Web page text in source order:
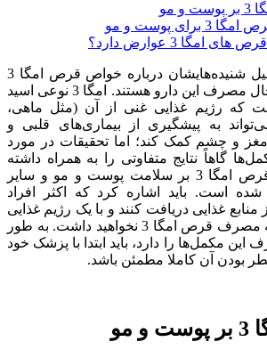
مو
پوست و مو
امگا 3 عوارض دارد؟
بسیاری از افراد به دلیل شنیده‌هایشان درباره خواص قرص امگا 3
برای پوست و مو در حال مصرف این دارو هستند. امگا 3 نوعی اسید
که رژیم غذایی غنی از آن (مثل ماهی،
به پیشگیری از بیماری‌های قلبی و
و چشم کمک کند؛ اما تحقیقات در مورد
گاهاً نتایج متفاوتی را به همراه داشته
است. بعضی خواص قرص امگا 3 بر سلامت پوست و مو و سایر
شده است. باید اشاره کرد که اکثر افراد
منابع غذایی دریافت کنند و با یک رژیم غذایی
سالم، احتمالاً نیازی به مصرف قرص امگا 3 نخواهید داشت. به طور
مکمل‌ها را دارد، باید ابتدا با پزشک خود
بودن آن کاملا مطمئن باشد.